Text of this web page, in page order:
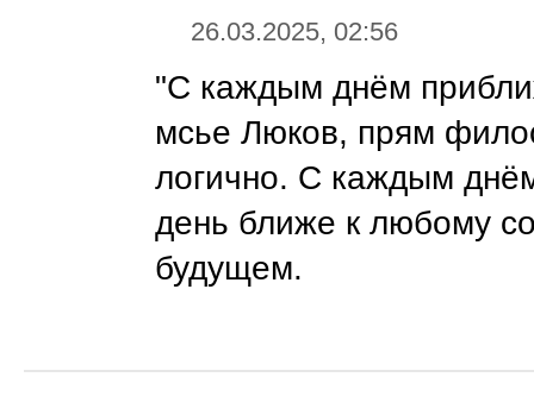
26.03.2025, 02:56
"С каждым днём
мсье Люков, прям
логично. С каждым
день ближе к любому
будущем.